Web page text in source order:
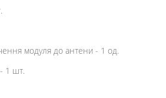
модуля до антени - 1 од.
1 шт.